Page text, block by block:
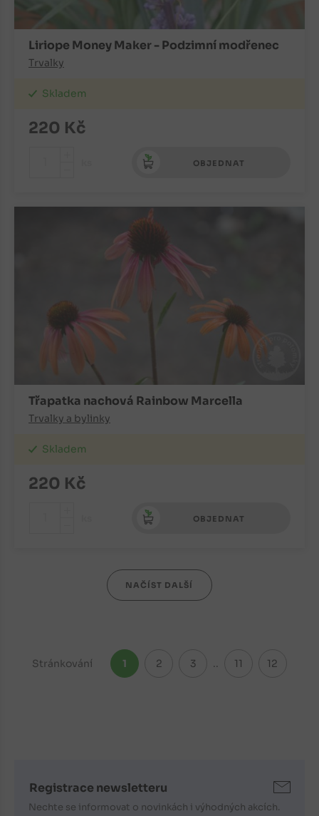
Liriope Money Maker - Podzimní modřenec
Trvalky
Skladem
220 Kč
OBJEDNAT
Třapatka nachová Rainbow Marcella
Trvalky a bylinky
Skladem
220 Kč
OBJEDNAT
NAČÍST DALŠÍ
Stránkování 1 2 3 .. 11 12
Registrace newsletteru
Nechte se informovat o novinkách i výhodných akcích.